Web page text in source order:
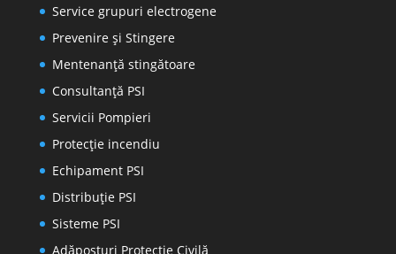
Service grupuri electrogene
Prevenire şi Stingere
Mentenanţă stingătoare
Consultanţă PSI
Servicii Pompieri
Protecţie incendiu
Echipament PSI
Distribuţie PSI
Sisteme PSI
Adăposturi Protecție Civilă